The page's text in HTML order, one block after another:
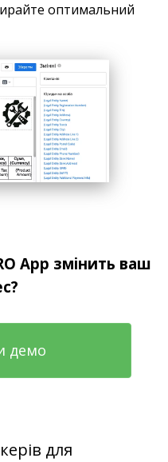
оптимальний
App змінить ваш
демо
для